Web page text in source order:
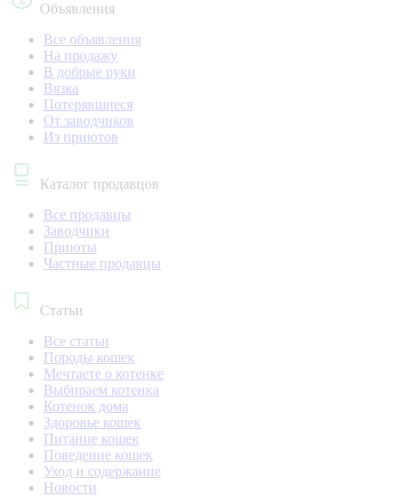
Объявления
Все объявления
На продажу
В добрые руки
Вязка
Потерявшиеся
От заводчиков
Из приютов
Каталог продавцов
Все продавцы
Заводчики
Приюты
Частные продавцы
Статьи
Все статьи
Породы кошек
Мечтаете о котенке
Выбираем котенка
Котенок дома
Здоровье кошек
Питание кошек
Поведение кошек
Уход и содержание
Новости